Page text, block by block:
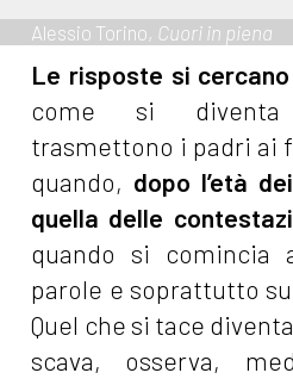
Alessio Torino, Cuori in piena
Le risposte si
come si diventa
trasmettono i padri ai
quando, dopo l’età
quella delle
quando si comincia
parole e soprattutto
Quel che si tace
scava, osserva,